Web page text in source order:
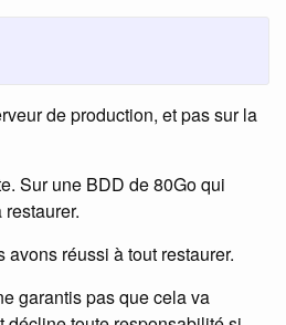
de production, et pas sur la
Sur une BDD de 80Go qui
réussi à tout restaurer.
garantis pas que cela va